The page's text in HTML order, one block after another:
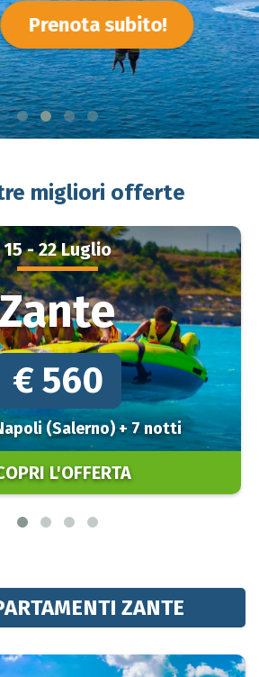
subito!
migliori offerte
15 - 22 Luglio
Zante
€ 560
(Salerno) + 7 notti
L'OFFERTA
ZANTE